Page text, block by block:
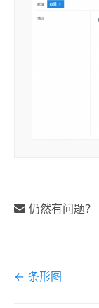
仍然有问题？
文
← 条形图